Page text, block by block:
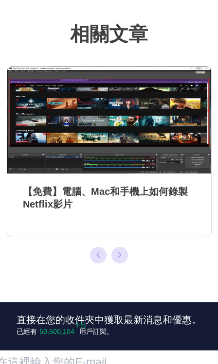
相關文章
【免費】電腦、Mac和手機上如何錄製
Netflix影片
直接在您的收件夾中獲取最新消息和優惠。
已經有 50,600,109 用戶訂閱。